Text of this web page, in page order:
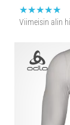
Viimeisin alin